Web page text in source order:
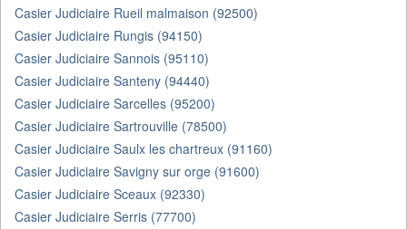
Casier Judiciaire Rueil malmaison (92500)
Casier Judiciaire Rungis (94150)
Casier Judiciaire Sannois (95110)
Casier Judiciaire Santeny (94440)
Casier Judiciaire Sarcelles (95200)
Casier Judiciaire Sartrouville (78500)
Casier Judiciaire Saulx les chartreux (91160)
Casier Judiciaire Savigny sur orge (91600)
Casier Judiciaire Sceaux (92330)
Casier Judiciaire Serris (77700)